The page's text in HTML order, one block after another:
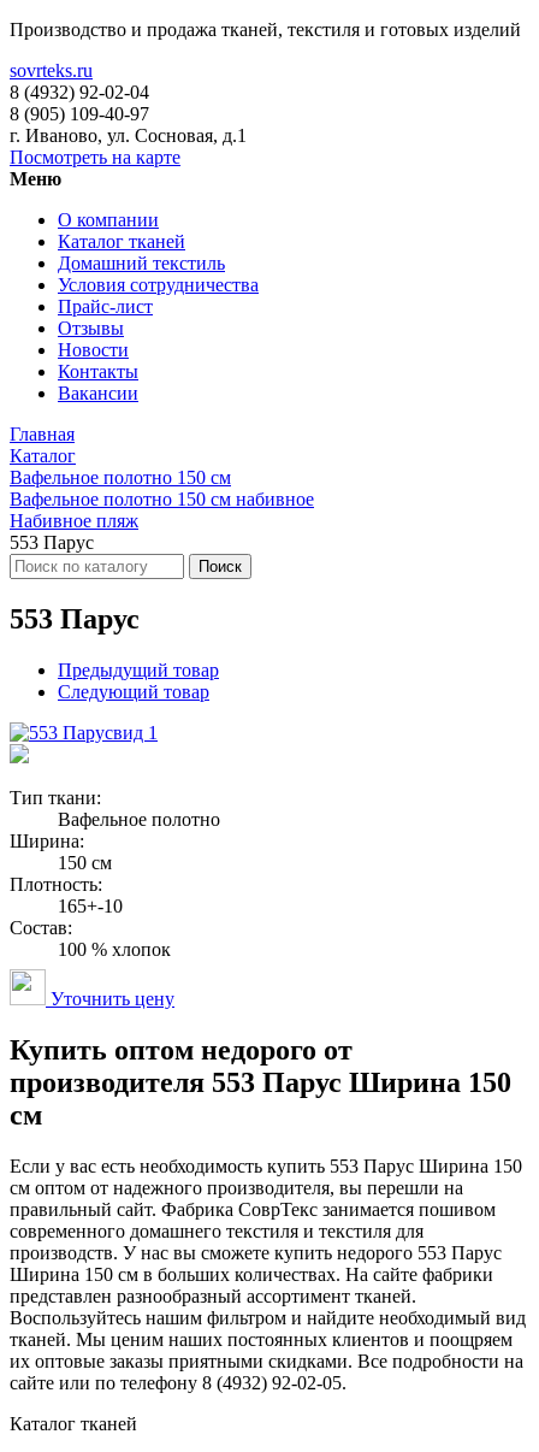
Производство и продажа тканей, текстиля и готовых изделий
sovrteks.ru
8 (4932) 92-02-04
8 (905) 109-40-97
г. Иваново, ул. Сосновая, д.1
Посмотреть на карте
Меню
О компании
Каталог тканей
Домашний текстиль
Условия сотрудничества
Прайс-лист
Отзывы
Новости
Контакты
Вакансии
Главная
Каталог
Вафельное полотно 150 см
Вафельное полотно 150 см набивное
Набивное пляж
553 Парус
Поиск
553 Парус
Предыдущий товар
Следующий товар
вид 1
Тип ткани:
Вафельное полотно
Ширина:
150 см
Плотность:
165+-10
Состав:
100 % хлопок
Уточнить цену
Купить оптом недорого от
производителя 553 Парус Ширина 150
см
Если у вас есть необходимость купить 553 Парус Ширина 150
см оптом от надежного производителя, вы перешли на
правильный сайт. Фабрика СоврТекс занимается пошивом
современного домашнего текстиля и текстиля для
производств. У нас вы сможете купить недорого 553 Парус
Ширина 150 см в больших количествах. На сайте фабрики
представлен разнообразный ассортимент тканей.
Воспользуйтесь нашим фильтром и найдите необходимый вид
тканей. Мы ценим наших постоянных клиентов и поощряем
их оптовые заказы приятными скидками. Все подробности на
сайте или по телефону 8 (4932) 92-02-05.
Каталог тканей